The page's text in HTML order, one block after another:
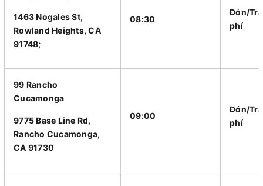
1463 Nogales St,
Rowland Heights, CA
91748;
08:30
Đón/
phí
99 Rancho
Cucamonga
9775 Base Line Rd,
Rancho Cucamonga,
CA 91730
09:00
Đón/
phí